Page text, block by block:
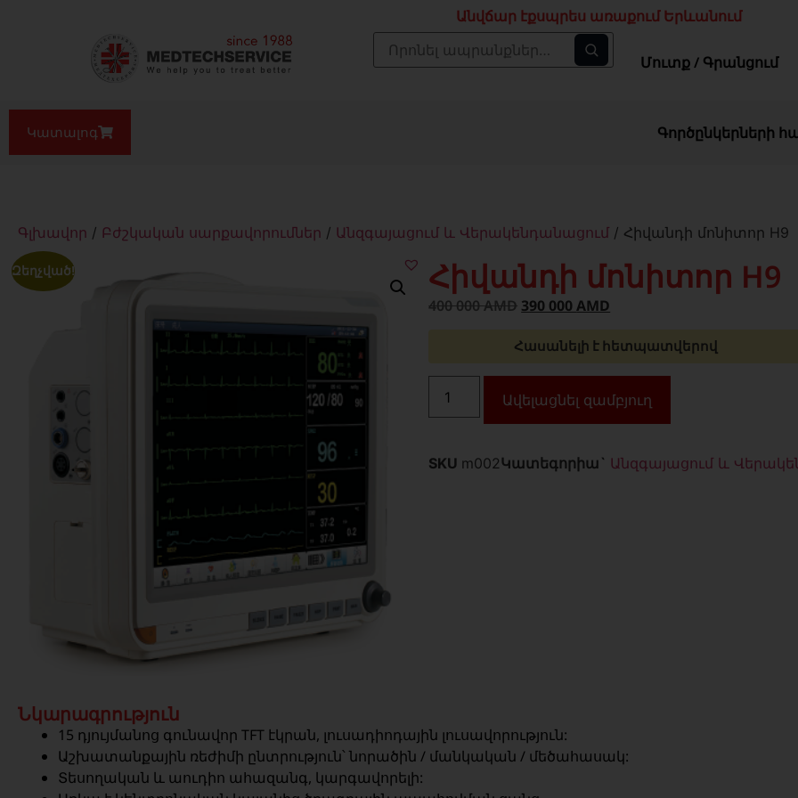
Անվճար էքսպրես առաքում Երևանում
Մուտք / Գրանցում
Կատալոգ Գործընկերների
Գլխավոր / Բժշկական սարքավորումներ / Անզգայացում և Վերակենդանացում / Հիվանդի մոնիտոր H9
Զեղչված! Հիվանդի մոնիտոր H9
400 000AMD 390 000AMD
Հասանելի է հետպատվերով
Ավելացնել զամբյուղ
SKU m002Կատեգորիա` Անզգայացում և
Նկարագրություն
15 դյույմանոց գունավոր TFT էկրան, լուսադիոդային լուսավորություն:
Աշխատանքային ռեժիմի ընտրություն՝ նորածին / մանկական / մեծահասակ:
Տեսողական և աուդիո ահազանգ, կարգավորելի: